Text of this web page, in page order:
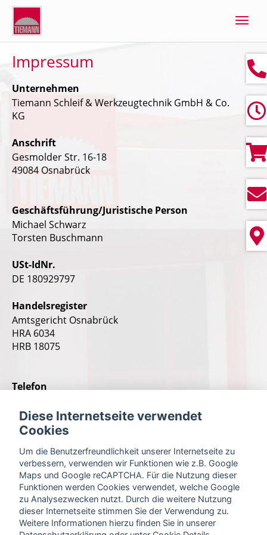
Impressum
Unternehmen
Tiemann Schleif & Werkzeugtechnik GmbH & Co.
KG
Anschrift
Gesmolder Str. 16-18
49084 Osnabrück
Geschäftsführung/Juristische Person
Michael Schwarz
Torsten Buschmann
USt-IdNr.
DE 180929797
Handelsregister
Amtsgericht Osnabrück
HRA 6034
HRB 18075
Telefon
Fax
E-Mail
info@Tiemann-schleiftechnik.de
Quellenangaben für Bilder/Grafiken
Diese Internetseite verwendet
Cookies
Um die Benutzerfreundlichkeit unserer Internetseite zu
verbessern, verwenden wir Funktionen wie z.B. Google
Maps und Google reCAPTCHA. Für die Nutzung dieser
Funktionen werden Cookies verwendet, welche Google
zu Analysezwecken nutzt. Durch die weitere Nutzung
dieser Internetseite stimmen Sie der Verwendung zu.
Weitere Informationen hierzu finden Sie in unserer